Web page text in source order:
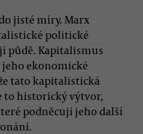
jisté míry. Marx
politické
půdě. Kapitalismus
ekonomické
tato kapitalistická
to historický výtvor,
podněcují jeho další